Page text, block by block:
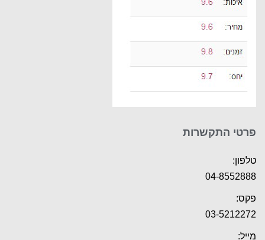
פרטי התקשרות
טלפון:
04-8552888
פקס:
03-5212272
מייל: